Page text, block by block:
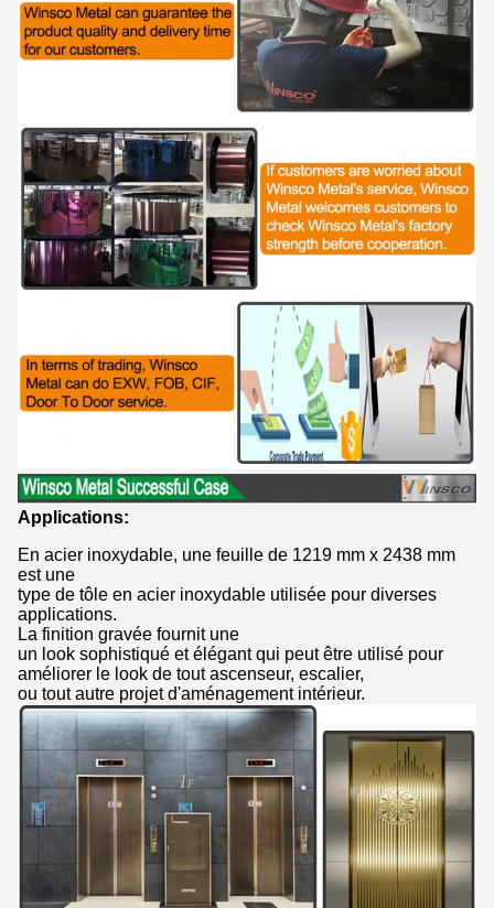
Applications:
En acier inoxydable, une feuille de 1219 mm x 2438 mm
est une
type de tôle en acier inoxydable utilisée pour diverses
applications.
La finition gravée fournit une
un look sophistiqué et élégant qui peut être utilisé pour
améliorer le look de tout ascenseur, escalier,
ou tout autre projet d'aménagement intérieur.